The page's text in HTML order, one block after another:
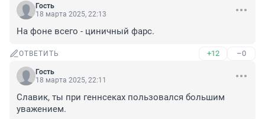
Гость
18 марта 2025, 22:13
На фоне всего - циничный фарс.
ОТВЕТИТЬ +12 –0
Гость
18 марта 2025, 22:11
Славик, ты при геннсеках пользовался большим
уважением.